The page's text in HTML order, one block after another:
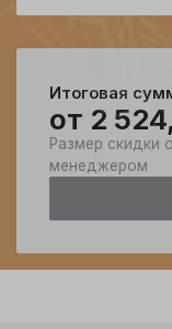
Итоговая
от 2
Размер скидки
менеджером